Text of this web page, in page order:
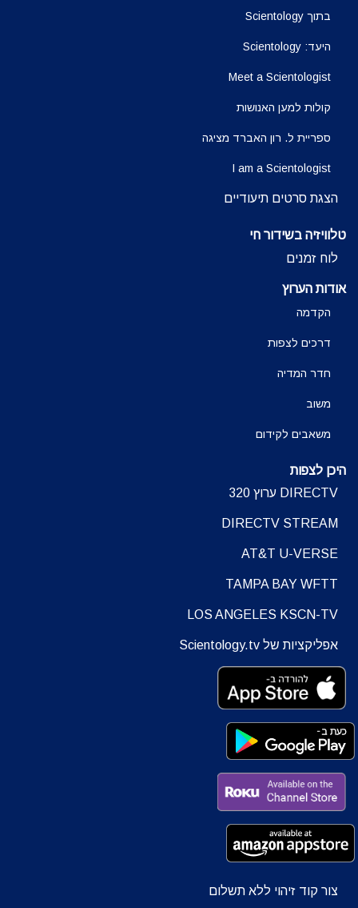
בתוך Scientology
היעד: Scientology
Meet a Scientologist
קולות למען האנושות
ספריית ל. רון האברד מציגה
I am a Scientologist
הצגת סרטים תיעודיים
טלוויזיה בשידור חי
לוח זמנים
אודות הערוץ
הקדמה
דרכים לצפות
חדר המדיה
משוב
משאבים לקידום
היכן לצפות
DIRECTV ערוץ 320
DIRECTV STREAM
AT&T U-VERSE
TAMPA BAY WFTT
LOS ANGELES KSCN-TV
אפליקציות של Scientology.tv
צור קוד זיהוי ללא תשלום